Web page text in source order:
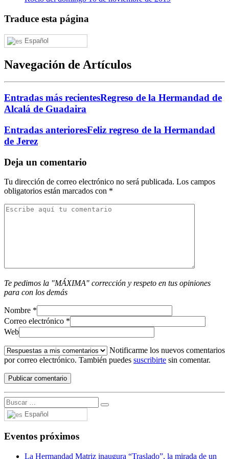
Traduce esta página
Español
Navegación de Artículos
Entradas más recientesRegreso de la Hermandad de
Alcalá de Guadaira
Entradas anterioresFeliz regreso de la Hermandad
de Jerez
Deja un comentario
Tu dirección de correo electrónico no será publicada. Los campos
obligatorios están marcados con *
Te pedimos la "MÁXIMA" corrección y respeto en tus opiniones
para con los demás
Nombre *
Correo electrónico *
Web
Notificarme los nuevos comentarios
por correo electrónico. También puedes suscribirte sin comentar.
Español
Eventos próximos
La Hermandad Matriz inaugura “Traslado”, la mirada de un